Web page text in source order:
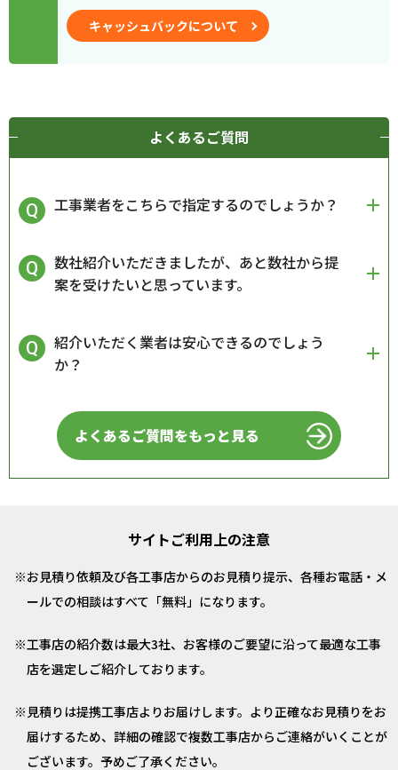
キャッシュバックについて
よくあるご質問
工事業者をこちらで指定するのでしょうか？
数社紹介いただきましたが、あと数社から提
案を受けたいと思っています。
紹介いただく業者は安心できるのでしょう
か？
よくあるご質問をもっと見る
サイトご利用上の注意
お見積り依頼及び各工事店からのお見積り提示、各種お電話・メ
ールでの相談はすべて「無料」になります。
工事店の紹介数は最大3社、お客様のご要望に沿って最適な工事
店を選定しご紹介しております。
見積りは提携工事店よりお届けします。より正確なお見積りをお
届けするため、詳細の確認で複数工事店からご連絡がいくことが
ございます。予めご了承ください。